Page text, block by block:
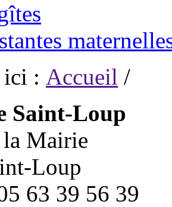
ici : Accueil /
Saint-Loup
la Mairie
Loup
63 39 56 39